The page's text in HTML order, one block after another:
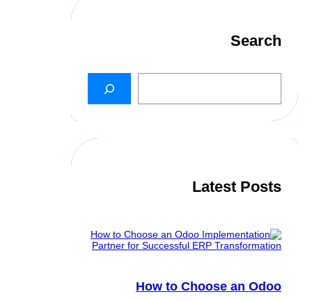
Search
c
Latest Posts
How to Choose an Odoo